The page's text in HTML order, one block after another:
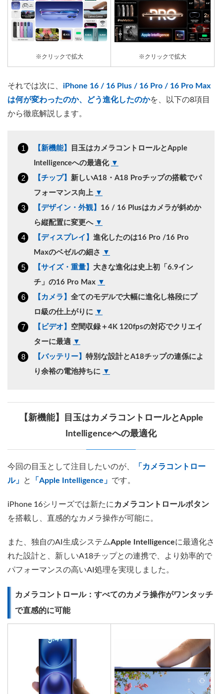
※クリックで拡大 ※クリックで拡大
それでは次に、 iPhone 16 / 16 Plus / 16 Pro / 16 Pro Max
は何が変わったのか、どう進化したのかを、以下の8項目
から徹底解説します。
【新機能】
目玉はカメラコントロールとApple
Intelligenceへの最適化 ▼
【チップ】 新しいA18・A18 Proチップの搭載でパ
フォーマンス向上 ▼
【デザイン・外観】 16 / 16 Plusはカメラが斜めか
ら縦配置に変更へ ▼
【ディスプレイ】 進化したのは16 Pro /16 Pro
Maxのベゼルの細さ ▼
【サイズ・重量】 大きな進化は史上初「6.9イン
チ」の16 Pro Max ▼
【カメラ】 全てのモデルで大幅に進化し格段にプ
ロ級の仕上がりに ▼
【ビデオ】 空間収録＋4K 120fpsの対応でクリエイ
ターに最適 ▼
【バッテリー】 特別な設計とA18チップの連係によ
り余裕の電池持ちに ▼
【新機能】目玉はカメラコントロールとApple
Intelligenceへの最適化
今回の目玉として注目したいのが、
「カメラコントロー
ル」
と 「Apple Intelligence」 です。
iPhone 16シリーズでは新たにカメラコントロールボタン
を搭載し、直感的なカメラ操作が可能に。
また、独自のAI生成システムApple Intelligenceに最適化さ
れた設計と、新しいA18チップとの連携で、より効率的で
パフォーマンスの高いAI処理を実現しました。
カメラコントロール：すべてのカメラ操作がワンタッチ
で直感的に可能